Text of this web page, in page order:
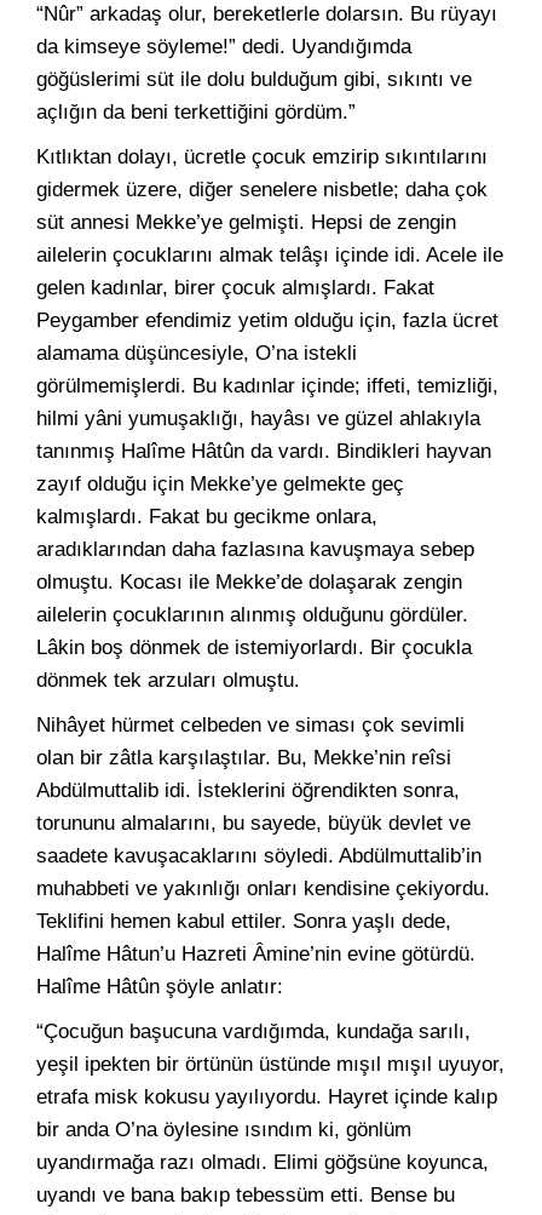
“Nûr” arkadaş olur, bereketlerle dolarsın. Bu rüyayı
da kimseye söyleme!” dedi. Uyandığımda
göğüslerimi süt ile dolu bulduğum gibi, sıkıntı ve
açlığın da beni terkettiğini gördüm.”
Kıtlıktan dolayı, ücretle çocuk emzirip sıkıntılarını
gidermek üzere, diğer senelere nisbetle; daha çok
süt annesi Mekke’ye gelmişti. Hepsi de zengin
ailelerin çocuklarını almak telâşı içinde idi. Acele ile
gelen kadınlar, birer çocuk almışlardı. Fakat
Peygamber efendimiz yetim olduğu için, fazla ücret
alamama düşüncesiyle, O’na istekli
görülmemişlerdi. Bu kadınlar içinde; iffeti, temizliği,
hilmi yâni yumuşaklığı, hayâsı ve güzel ahlakıyla
tanınmış Halîme Hâtûn da vardı. Bindikleri hayvan
zayıf olduğu için Mekke’ye gelmekte geç
kalmışlardı. Fakat bu gecikme onlara,
aradıklarından daha fazlasına kavuşmaya sebep
olmuştu. Kocası ile Mekke’de dolaşarak zengin
ailelerin çocuklarının alınmış olduğunu gördüler.
Lâkin boş dönmek de istemiyorlardı. Bir çocukla
dönmek tek arzuları olmuştu.
Nihâyet hürmet celbeden ve siması çok sevimli
olan bir zâtla karşılaştılar. Bu, Mekke’nin reîsi
Abdülmuttalib idi. İsteklerini öğrendikten sonra,
torununu almalarını, bu sayede, büyük devlet ve
saadete kavuşacaklarını söyledi. Abdülmuttalib’in
muhabbeti ve yakınlığı onları kendisine çekiyordu.
Teklifini hemen kabul ettiler. Sonra yaşlı dede,
Halîme Hâtun’u Hazreti Âmine’nin evine götürdü.
Halîme Hâtûn şöyle anlatır:
“Çocuğun başucuna vardığımda, kundağa sarılı,
yeşil ipekten bir örtünün üstünde mışıl mışıl uyuyor,
etrafa misk kokusu yayılıyordu. Hayret içinde kalıp
bir anda O’na öylesine ısındım ki, gönlüm
uyandırmağa razı olmadı. Elimi göğsüne koyunca,
uyandı ve bana bakıp tebessüm etti. Bense bu